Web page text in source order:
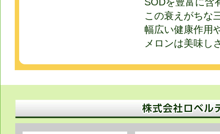
この衰えがちな
幅広い健康作用
メロンは美味し